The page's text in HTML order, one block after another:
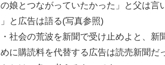
娘とつながっていたかった」と父は言
と広告は語る(写真参照)
社会の荒波を新聞で受け止めよと、新
に購読料を代替する広告は読売新聞だ